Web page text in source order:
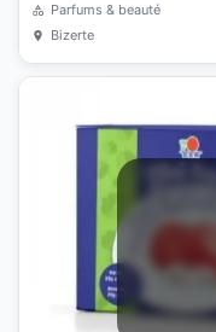
Parfums & beauté
Bizerte